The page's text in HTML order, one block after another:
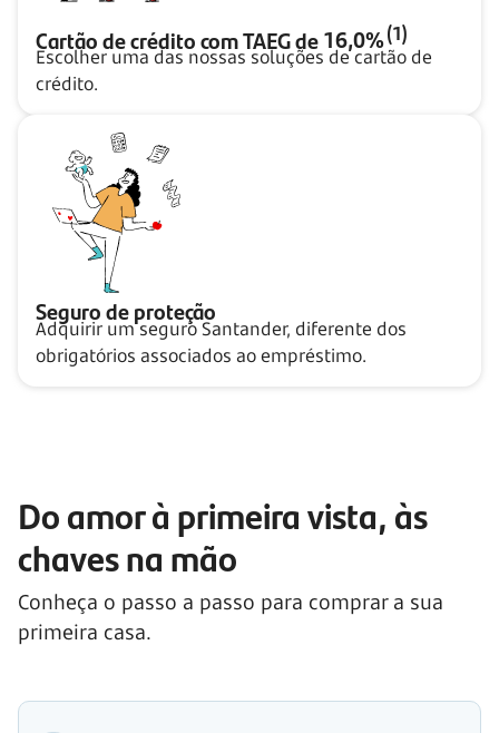
Cartão de crédito com TAEG de16,0%(1)
Escolher uma das nossas soluções de cartão de
crédito.
Seguro de proteção
Adquirir um seguro Santander, diferente dos
obrigatórios associados ao empréstimo.
Do amor à primeira vista, às
chaves na mão
Conheça o passo a passo para comprar a sua
primeira casa.